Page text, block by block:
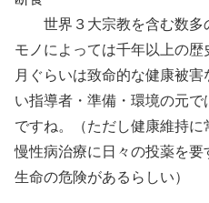
世界３大宗教を含む数多
モノによっては千年以上の
月ぐらいは致命的な健康被
い指導者・準備・環境の元
ですね。（ただし健康維持
慢性病治療に日々の投薬を
生命の危険があるらしい）